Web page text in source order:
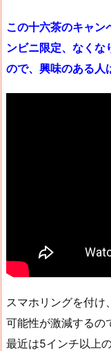
この十六茶のキャ
ンビニ限定、なく
ので、興味のある人
スマホリングを付け
可能性が激減するの
最近は5インチ以上